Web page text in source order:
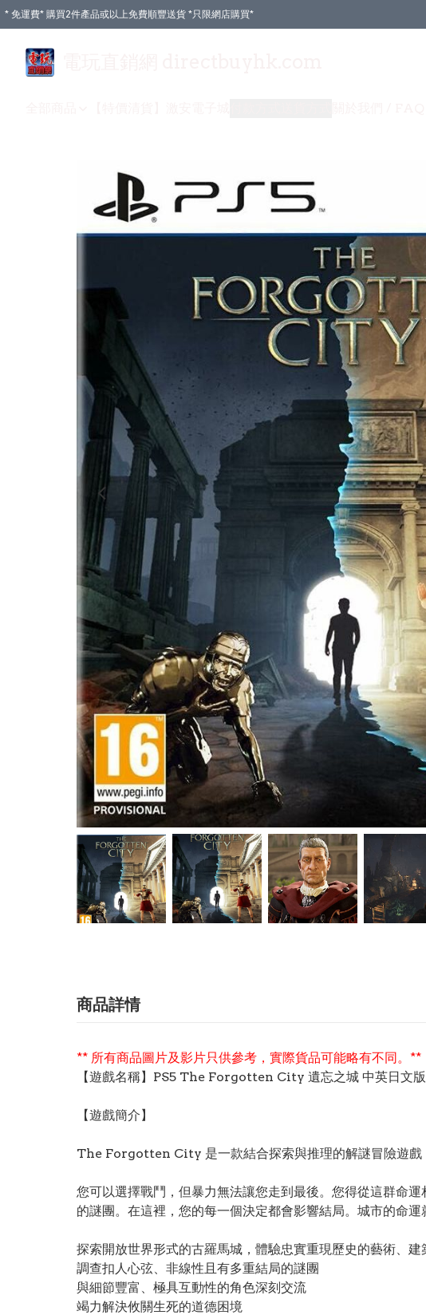
* 免運費* 購買2件產品或以上免費順豐送貨 *只限網店購買*
商品詳情
** 所有商品圖片及影片只供參考，實際貨品可能略有不同。**
【遊戲名稱】PS5 The Forgotten City 遺忘之城 中英日文
【遊戲簡介】
The Forgotten City 是一款結合探索與推理的解謎冒險遊戲
您可以選擇戰鬥，但暴力無法讓您走到最後。您得從這群命
的謎團。在這裡，您的每一個決定都會影響結局。城市的命運
探索開放世界形式的古羅馬城，體驗忠實重現歷史的藝術、建
調查扣人心弦、非線性且有多重結局的謎團
與細節豐富、極具互動性的角色深刻交流
竭力解決攸關生死的道德困境